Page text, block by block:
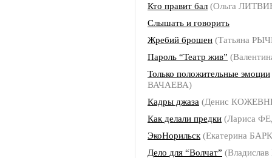
Кто правит бал (Ольга
Слышать и говорить
Жребий брошен (Татьяна
Пароль “Театр жив”
Только положительные эмоции
ВАЧАЕВА)
Кадры джаза (Денис
Как делали предки (Лариса
ЭкоНорильск (Екатерина
Дело для “Волчат”